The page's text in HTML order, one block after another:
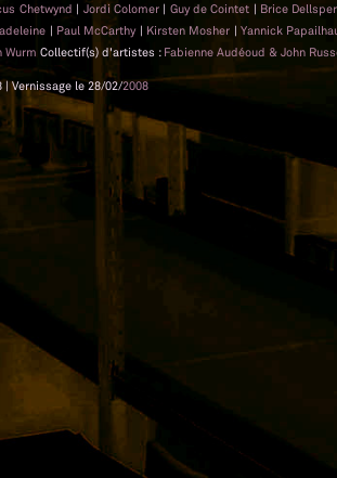
Chetwynd | Jordi Colomer | Guy de Cointet | Brice
| Paul McCarthy | Kirsten Mosher |Yannick
Wurm Collectif(s) d'artistes : Fabienne Audéoud & John
| Vernissage le 28/02/2008